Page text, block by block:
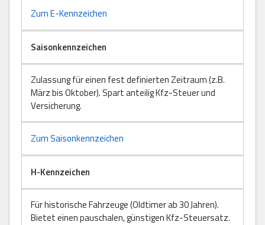
Zum E-Kennzeichen
Saisonkennzeichen
Zulassung für einen fest definierten Zeitraum (z.B.
März bis Oktober). Spart anteilig Kfz-Steuer und
Versicherung.
Zum Saisonkennzeichen
H-Kennzeichen
Für historische Fahrzeuge (Oldtimer ab 30 Jahren).
Bietet einen pauschalen, günstigen Kfz-Steuersatz.